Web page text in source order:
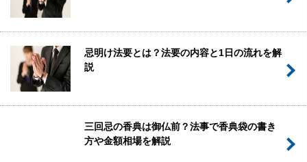
忌明け法要とは？法要の内容と1日の流れを解
説
三回忌の香典は御仏前？法事で香典袋の書き
方や金額相場を解説